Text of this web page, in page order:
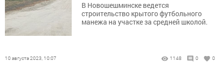
В Новошешминске ведется
строительство крытого футбольного
манежа на участке за средней школой.
10 августа 2023, 10:07 1148 0 0